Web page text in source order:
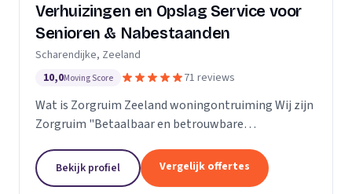
Verhuizingen en Opslag Service voor
Senioren & Nabestaanden
Scharendijke, Zeeland
10,0Moving Score 71 reviews
Wat is Zorgruim Zeeland woningontruiming Wij zijn
Zorgruim "Betaalbaar en betrouwbare
kleine verhuizingen.” Onze Kwaliteit is namelijk zo
ongelofelijk...
Bekijk profiel Vergelijk offertes